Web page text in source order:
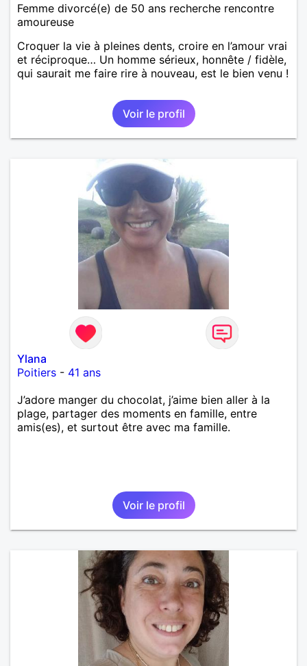
Femme divorcé(e) de 50 ans recherche rencontre
amoureuse
Croquer la vie à pleines dents, croire en l’amour vrai
et réciproque… Un homme sérieux, honnête / fidèle,
qui saurait me faire rire à nouveau, est le bien venu !
Voir le profil
Ylana
Poitiers - 41 ans
J’adore manger du chocolat, j’aime bien aller à la
plage, partager des moments en famille, entre
amis(es), et surtout être avec ma famille.
Voir le profil